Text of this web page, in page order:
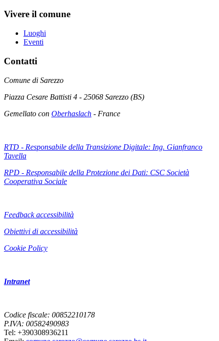
Vivere il comune
Luoghi
Eventi
Contatti
Comune di Sarezzo
Piazza Cesare Battisti 4 - 25068 Sarezzo (BS)
Gemellato con Oberhaslach - France
RTD - Responsabile della Transizione Digitale: Ing. Gianfranco
Tavella
RPD - Responsabile della Protezione dei Dati: CSC Società
Cooperativa Sociale
Feedback accessibilità
Obiettivi di accessibilità
Cookie Policy
Intranet
Codice fiscale: 00852210178
P.IVA: 00582490983
Tel: +390308936211